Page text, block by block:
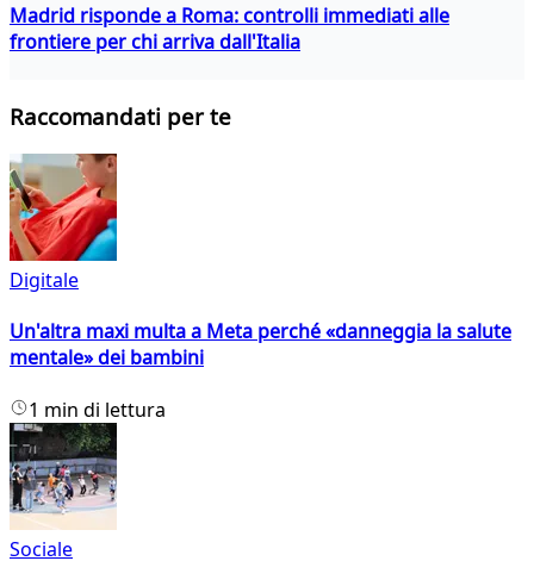
Madrid risponde a Roma: controlli immediati alle
frontiere per chi arriva dall'Italia
Raccomandati per te
Digitale
Un'altra maxi multa a Meta perché «danneggia la salute
mentale» dei bambini
1 min di lettura
Sociale